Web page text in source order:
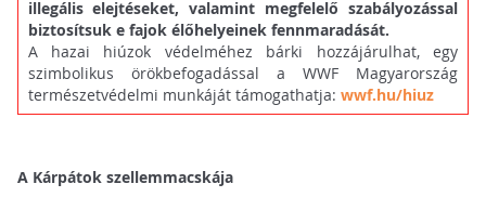
illegális elejtéseket, valamint megfelelő szabályozással
biztosítsuk e fajok élőhelyeinek fennmaradását.
A hazai hiúzok védelméhez bárki hozzájárulhat, egy
szimbolikus örökbefogadással a WWF Magyarország
természetvédelmi munkáját támogathatja: wwf.hu/hiuz
A Kárpátok szellemmacskája